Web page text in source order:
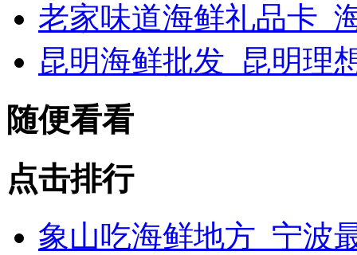
老家味道海鲜礼品卡_
昆明海鲜批发_昆明理
随便看看
点击排行
象山吃海鲜地方_宁波